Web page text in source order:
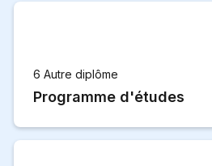
6 Autre diplôme
Programme d'études